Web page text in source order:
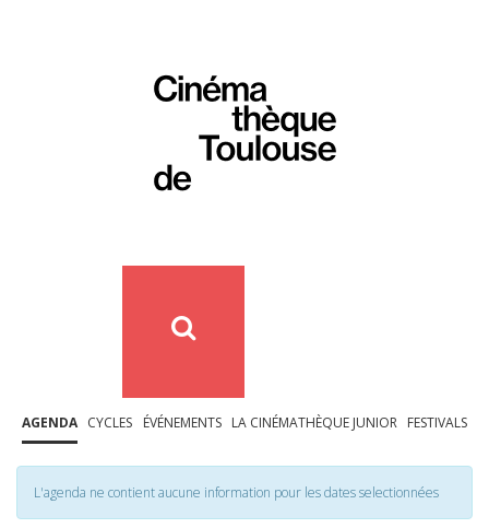
AGENDA CYCLES ÉVÉNEMENTS LA CINÉMATHÈQUE JUNIOR FESTIVALS
L'agenda ne contient aucune information pour les dates selectionnées